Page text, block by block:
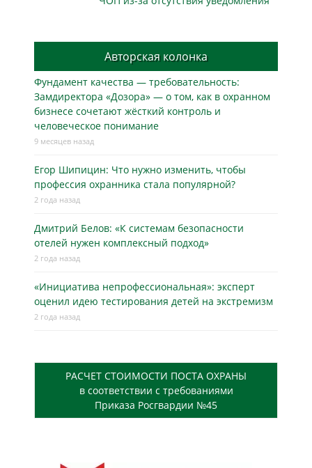
Авторская колонка
Фундамент качества — требовательность:
Замдиректора «Дозора» — о том, как в охранном
бизнесe сочетают жёсткий контроль и
человеческое понимание
9 месяцев назад
Егор Шипицин: Что нужно изменить, чтобы
профессия охранника стала популярной?
2 года назад
Дмитрий Белов: «К системам безопасности
отелей нужен комплексный подход»
2 года назад
«Инициатива непрофессиональная»: эксперт
оценил идею тестирования детей на экстремизм
2 года назад
РАСЧЕТ СТОИМОСТИ ПОСТА ОХРАНЫ
в соответствии с требованиями
Приказа Росгвардии №45